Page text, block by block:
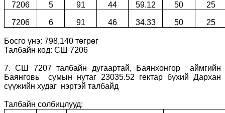
7206 5 91 44 59.12 50 25
7206 6 91 46 34.33 50 25
Босго үнэ: 798,140 төгрөг
Талбайн код: СШ 7206
7. СШ 7207 талбайн дугаартай, Баянхонгор аймгийн
Баянговь сумын нутаг 23035.52 гектар бүхий Дархан
сүүжийн худаг нэртэй талбайд
Талбайн солбицлууд: